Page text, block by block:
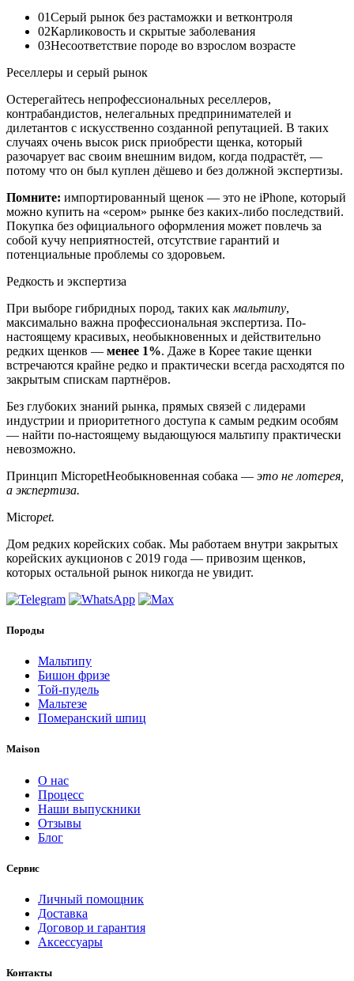
01Серый рынок без растаможки и ветконтроля
02Карликовость и скрытые заболевания
03Несоответствие породе во взрослом возрасте
Реселлеры и серый рынок
Остерегайтесь непрофессиональных реселлеров,
контрабандистов, нелегальных предпринимателей и
дилетантов с искусственно созданной репутацией. В таких
случаях очень высок риск приобрести щенка, который
разочарует вас своим внешним видом, когда подрастёт, —
потому что он был куплен дёшево и без должной экспертизы.
Помните: импортированный щенок — это не iPhone, который
можно купить на «сером» рынке без каких-либо последствий.
Покупка без официального оформления может повлечь за
собой кучу неприятностей, отсутствие гарантий и
потенциальные проблемы со здоровьем.
Редкость и экспертиза
При выборе гибридных пород, таких как мальтипу,
максимально важна профессиональная экспертиза. По-
настоящему красивых, необыкновенных и действительно
редких щенков — менее 1%. Даже в Корее такие щенки
встречаются крайне редко и практически всегда расходятся по
закрытым спискам партнёров.
Без глубоких знаний рынка, прямых связей с лидерами
индустрии и приоритетного доступа к самым редким особям
— найти по-настоящему выдающуюся мальтипу практически
невозможно.
Принцип MicropetНеобыкновенная собака — это не лотерея,
а экспертиза.
Micropet.
Дом редких корейских собак. Мы работаем внутри закрытых
корейских аукционов с 2019 года — привозим щенков,
которых остальной рынок никогда не увидит.
Породы
Мальтипу
Бишон фризе
Той-пудель
Мальтезе
Померанский шпиц
Maison
О нас
Процесс
Наши выпускники
Отзывы
Блог
Сервис
Личный помощник
Доставка
Договор и гарантия
Аксессуары
Контакты